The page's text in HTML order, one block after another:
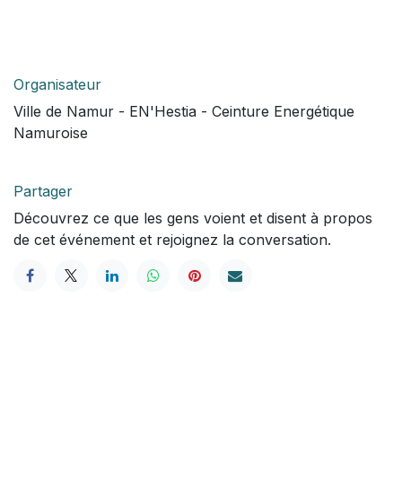
Organisateur
Ville de Namur - EN'Hestia - Ceinture Energétique
Namuroise
Partager
Découvrez ce que les gens voient et disent à propos
de cet événement et rejoignez la conversation.